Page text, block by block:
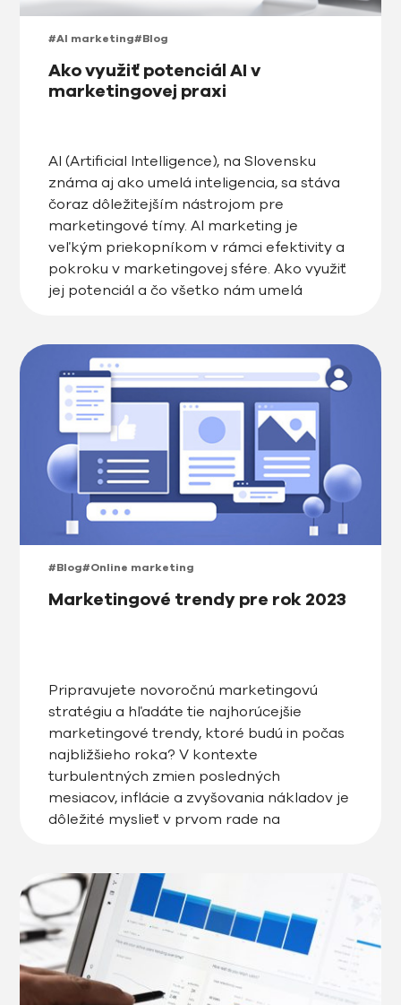
#AI marketing#Blog
Ako využiť potenciál AI v
marketingovej praxi
AI (Artificial Intelligence), na Slovensku
známa aj ako umelá inteligencia, sa stáva
čoraz dôležitejším nástrojom pre
marketingové tímy. AI marketing je
veľkým priekopníkom v rámci efektivity a
pokroku v marketingovej sfére. Ako využiť
jej potenciál a čo všetko nám umelá
#Blog#Online marketing
Marketingové trendy pre rok 2023
Pripravujete novoročnú marketingovú
stratégiu a hľadáte tie najhorúcejšie
marketingové trendy, ktoré budú in počas
najbližšieho roka? V kontexte
turbulentných zmien posledných
mesiacov, inflácie a zvyšovania nákladov je
dôležité myslieť v prvom rade na
svetovom, ale aj slovenskom trhu.